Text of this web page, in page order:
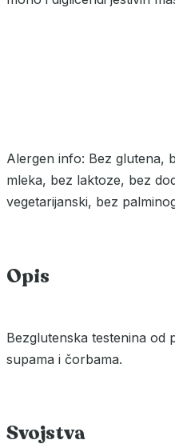
Alergen info: Bez glutena,
mleka, bez laktoze, bez
vegetarijanski, bez
Opis
Bezglutenska testenina od
supama i čorbama.
Svojstva